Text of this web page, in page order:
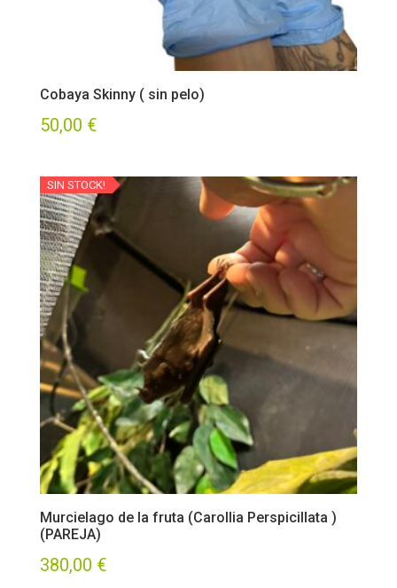
Cobaya Skinny ( sin pelo)
50,00 €
SIN STOCK!
Murcielago de la fruta (Carollia Perspicillata )
(PAREJA)
380,00 €